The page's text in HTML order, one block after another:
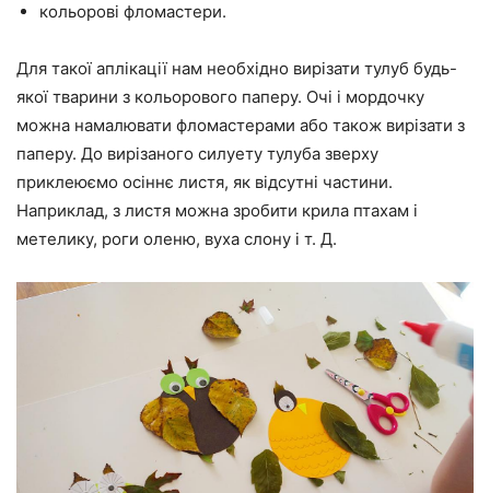
кольорові фломастери.
Для такої аплікації нам необхідно вирізати тулуб будь-
якої тварини з кольорового паперу. Очі і мордочку
можна намалювати фломастерами або також вирізати з
паперу. До вирізаного силуету тулуба зверху
приклеюємо осіннє листя, як відсутні частини.
Наприклад, з листя можна зробити крила птахам і
метелику, роги оленю, вуха слону і т. Д.